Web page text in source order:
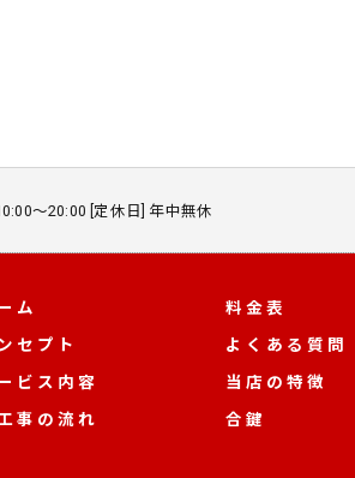
～20:00 [定休日] 年中無休
ム
セプト
ビス内容
事の流れ
料金表
よくある質問
当店の特徴
合鍵